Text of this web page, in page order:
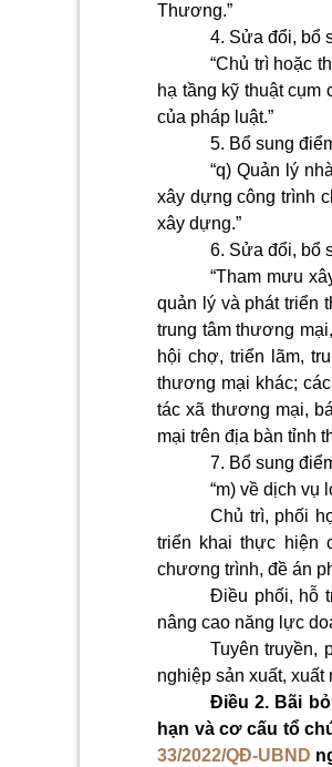
Thương.”
4. Sửa đổi, bổ
“Chủ trì hoặc
hạ tầng kỹ thuật cụm
của pháp luật.”
5. Bổ sung
“q) Quản lý
xây dựng công trình
xây dựng.”
6. Sửa đổi, bổ
“Tham mưu
quản lý và phát triển
trung tâm thương
hội chợ, triển lãm,
thương mại khác;
tác xã thương mại,
mại trên địa bàn tỉnh
7. Bổ sung
“m) về dịch vụ
Chủ trì, phối
triển khai thực hiện
chương trình, đề án
Điều phối, hỗ
nâng cao năng lực
Tuyên truyền,
nghiệp sản xuất, xuất
Điều 2. Bãi
hạn và cơ cấu tổ
33/2022/QĐ-UBND